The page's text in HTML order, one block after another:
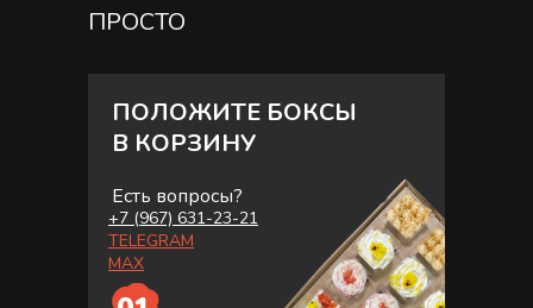
ПРОСТО
ПОЛОЖИТЕ БОКСЫ
В КОРЗИНУ
Есть вопросы?
MAX
TELEGRAM
+7 (967) 631-23-21